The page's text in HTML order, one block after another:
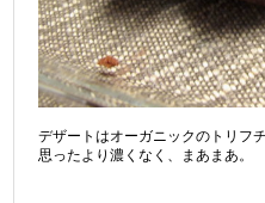
デザートはオーガニックのトリフ
思ったより濃くなく、まあまあ。